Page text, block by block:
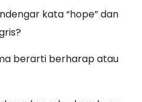
kata “hope” dan
berarti berharap atau